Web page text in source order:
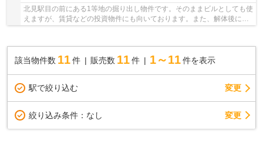
北見駅目の前にある1等地の掘り出し物件です。そのままビルとしても使
えますが、賃貸などの投資物件にも向いております。また、解体後にホ
テルなどの商業用にも向いてます。国道沿いに...
該当物件数 11件 販売数 11 件 1～11 件を表示
駅で絞り込む 変更
絞り込み条件： なし 変更